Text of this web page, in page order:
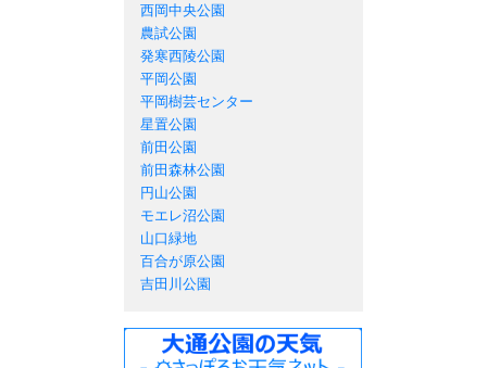
西岡中央公園
農試公園
発寒西陵公園
平岡公園
平岡樹芸センター
星置公園
前田公園
前田森林公園
円山公園
モエレ沼公園
山口緑地
百合が原公園
吉田川公園